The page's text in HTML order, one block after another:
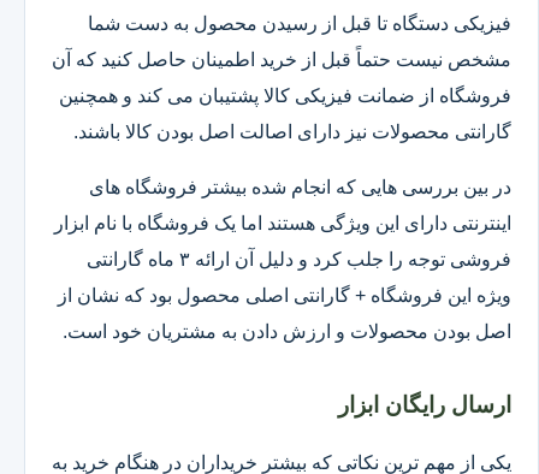
فیزیکی دستگاه تا قبل از رسیدن محصول به دست شما
مشخص نیست حتماً قبل از خرید اطمینان حاصل کنید که آن
فروشگاه از ضمانت فیزیکی کالا پشتیبان می کند و همچنین
گارانتی محصولات نیز دارای اصالت اصل بودن کالا باشند.
در بین بررسی هایی که انجام شده بیشتر فروشگاه های
اینترنتی دارای این ویژگی هستند اما یک فروشگاه با نام ابزار
فروشی توجه را جلب کرد و دلیل آن ارائه ۳ ماه گارانتی
ویژه این فروشگاه + گارانتی اصلی محصول بود که نشان از
اصل بودن محصولات و ارزش دادن به مشتریان خود است.
ارسال رایگان ابزار
یکی از مهم ترین نکاتی که بیشتر خریداران در هنگام خرید به